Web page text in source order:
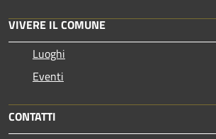
VIVERE IL COMUNE
Luoghi
Eventi
CONTATTI